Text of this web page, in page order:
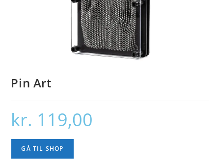
Pin Art
kr. 119,00
GÅ TIL SHOP